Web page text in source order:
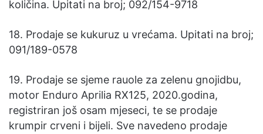
količina. Upitati na broj; 092/154-9718
18. Prodaje se kukuruz u vrećama. Upitati na broj;
091/189-0578
19. Prodaje se sjeme rauole za zelenu gnojidbu,
motor Enduro Aprilia RX125, 2020.godina,
registriran još osam mjeseci, te se prodaje
krumpir crveni i bijeli. Sve navedeno prodaje